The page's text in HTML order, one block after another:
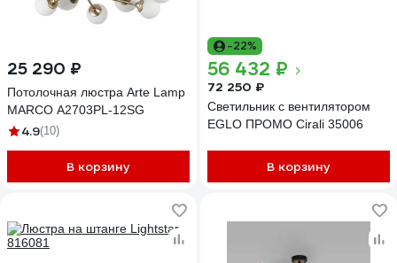
25 290 ₽
Потолочная люстра Arte Lamp
MARCO A2703PL-12SG
4.9(10)
В корзину
-22%
56 432 ₽
72 250 ₽
Светильник с вентилятором
EGLO ПРОМО Cirali 35006
В корзину